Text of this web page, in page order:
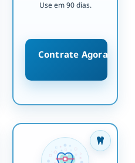
Use em 90 dias.
Contrate Agora